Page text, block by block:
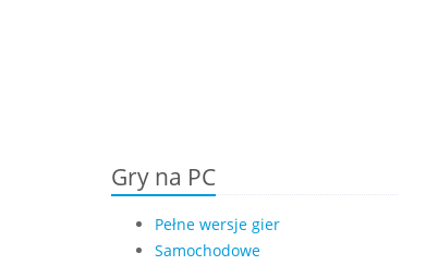
Gry na PC
Pełne wersje gier
Samochodowe